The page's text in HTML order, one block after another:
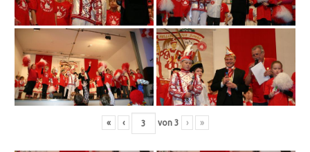
« ‹ von 3 › »